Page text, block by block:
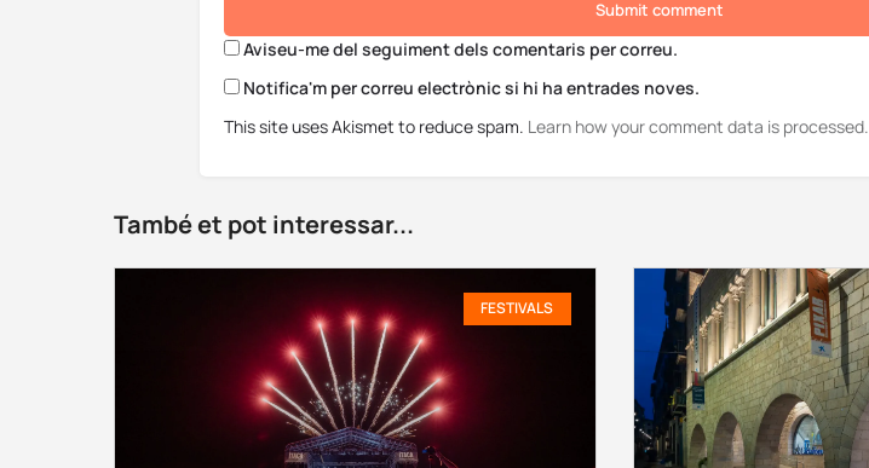
Submit comment
Aviseu-me del seguiment dels comentaris per correu.
Notifica'm per correu electrònic si hi ha entrades noves.
This site uses Akismet to reduce spam. Learn how your comment data is processed.
També et pot interessar...
FESTIVALS